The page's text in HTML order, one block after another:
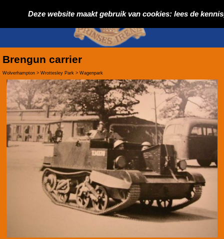
Deze website maakt gebruik van cookies: lees de
Brengun carrier
Wolverhampton > Wrottesley Park > Wagenpark